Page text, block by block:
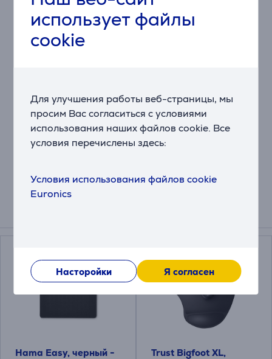
использует файлы
cookie
Для улучшения работы веб-страницы, мы
просим Вас согласиться с условиями
использования наших файлов cookie. Все
условия перечислены здесь:
Условия использования файлов cookie
Euronics
Насторойки Я согласен
Идеальнодлятех,ктохочет начать
сложностей.
Настраиваемая
просмотрстраницилиболееточнаяработа.
Энергосбережение
экономить
увеличивает
время работы –
Hama Easy, черный -
Trust Bigfoot XL,